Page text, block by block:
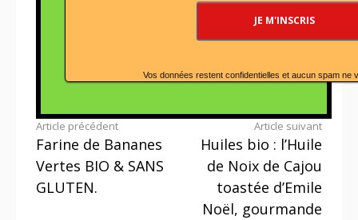
Vos données restent confidentielles et aucun spam ne
Lire
la
suite
Article précédent
Farine de Bananes
Vertes BIO & SANS
GLUTEN.
Article suivant
Huiles bio : l’Huile
de Noix de Cajou
toastée d’Emile
Noël, gourmande